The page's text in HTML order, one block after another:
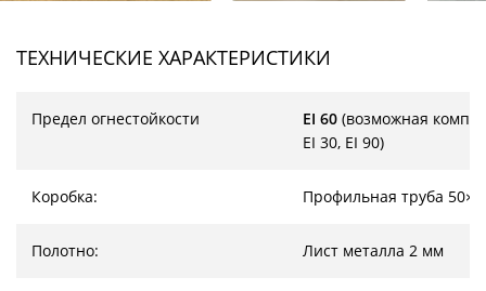
ТЕХНИЧЕСКИЕ ХАРАКТЕРИСТИКИ
Предел огнестойкости EI 60 (возможная
EI 30, EI 90)
Коробка: Профильная труба
Полотно: Лист металла 2 мм